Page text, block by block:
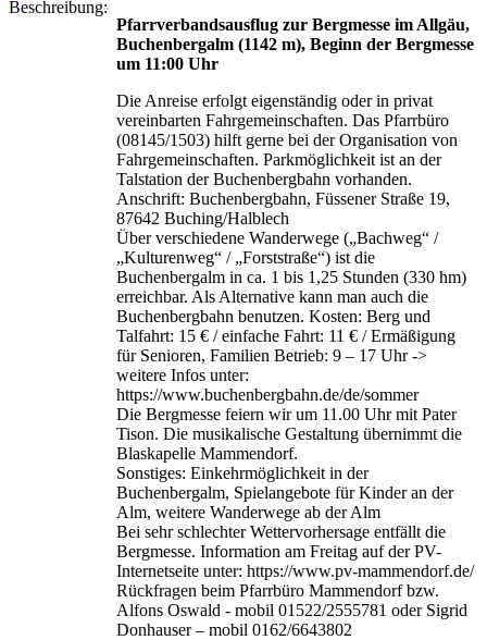
Beschreibung:
Pfarrverbandsausflug zur Bergmesse im Allgäu,
Buchenbergalm (1142 m), Beginn der Bergmesse
um 11:00 Uhr
Die Anreise erfolgt eigenständig oder in privat
vereinbarten Fahrgemeinschaften. Das Pfarrbüro
(08145/1503) hilft gerne bei der Organisation von
Fahrgemeinschaften. Parkmöglichkeit ist an der
Talstation der Buchenbergbahn vorhanden.
Anschrift: Buchenbergbahn, Füssener Straße 19,
87642 Buching/Halblech
Über verschiedene Wanderwege („Bachweg“ /
„Kulturenweg“ / „Forststraße“) ist die
Buchenbergalm in ca. 1 bis 1,25 Stunden (330 hm)
erreichbar. Als Alternative kann man auch die
Buchenbergbahn benutzen. Kosten: Berg und
Talfahrt: 15 € / einfache Fahrt: 11 € / Ermäßigung
für Senioren, Familien Betrieb: 9 – 17 Uhr ->
weitere Infos unter:
https://www.buchenbergbahn.de/de/sommer
Die Bergmesse feiern wir um 11.00 Uhr mit Pater
Tison. Die musikalische Gestaltung übernimmt die
Blaskapelle Mammendorf.
Sonstiges: Einkehrmöglichkeit in der
Buchenbergalm, Spielangebote für Kinder an der
Alm, weitere Wanderwege ab der Alm
Bei sehr schlechter Wettervorhersage entfällt die
Bergmesse. Information am Freitag auf der PV-
Internetseite unter: https://www.pv-mammendorf.de/
Rückfragen beim Pfarrbüro Mammendorf bzw.
Alfons Oswald - mobil 01522/2555781 oder Sigrid
Donhauser – mobil 0162/6643802